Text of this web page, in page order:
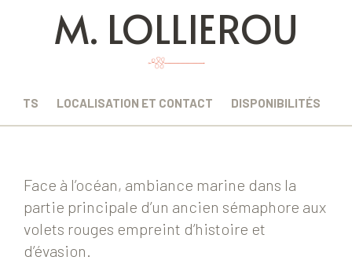
M. LOLLIEROU
LOCALISATION ET CONTACT DISPONIBILITÉS
Face à l’océan, ambiance marine dans la
partie principale d’un ancien sémaphore aux
volets rouges empreint d’histoire et
d’évasion.